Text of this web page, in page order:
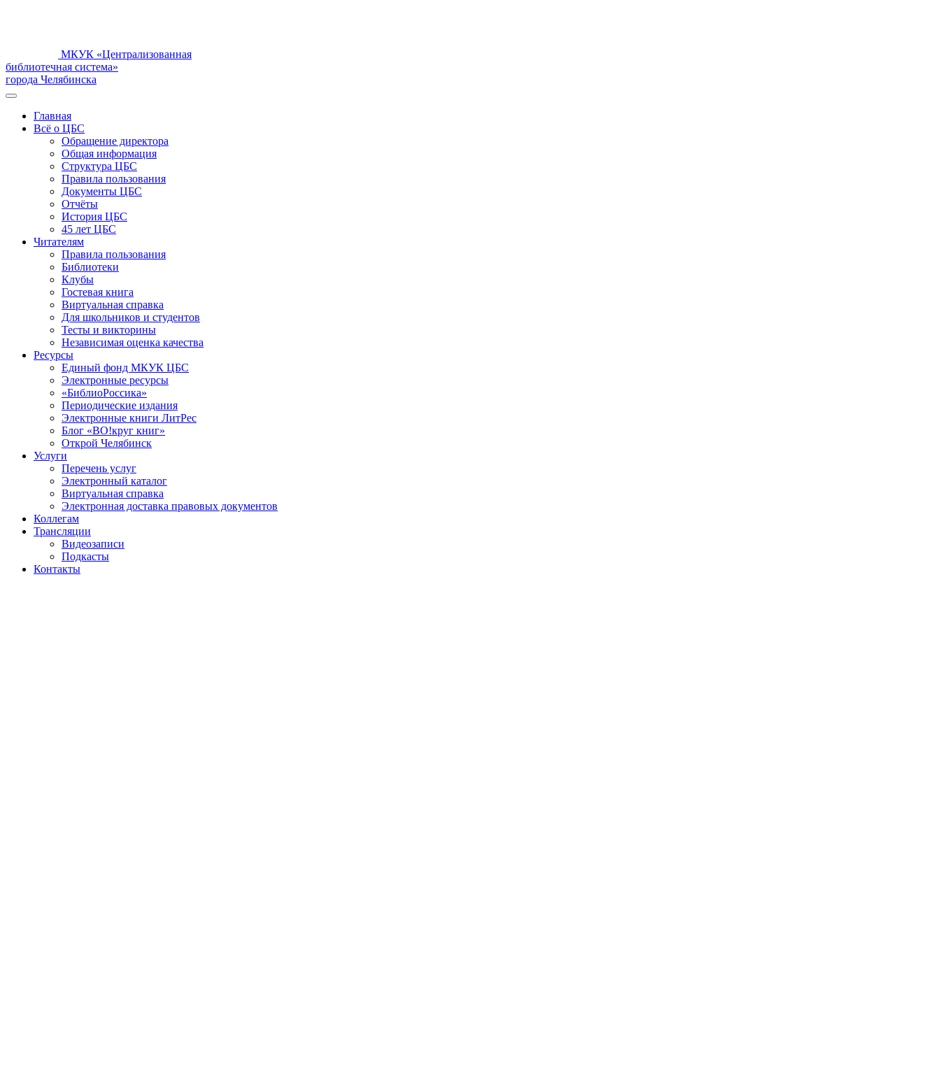
МКУК «Централизованная
библиотечная система»
города Челябинска
Главная
Всё о ЦБС
Обращение директора
Общая информация
Структура ЦБС
Правила пользования
Документы ЦБС
Отчёты
История ЦБС
45 лет ЦБС
Читателям
Правила пользования
Библиотеки
Клубы
Гостевая книга
Виртуальная справка
Для школьников и студентов
Тесты и викторины
Независимая оценка качества
Ресурсы
Единый фонд МКУК ЦБС
Электронные ресурсы
«БиблиоРоссика»
Периодические издания
Электронные книги ЛитРес
Блог «ВО!круг книг»
Открой Челябинск
Услуги
Перечень услуг
Электронный каталог
Виртуальная справка
Электронная доставка правовых документов
Коллегам
Трансляции
Видеозаписи
Подкасты
Контакты